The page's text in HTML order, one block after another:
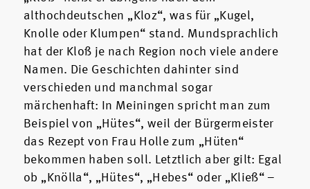
althochdeutschen „Kloz“, was für „Kugel,
Knolle oder Klumpen“ stand. Mundsprachlich
hat der Kloß je nach Region noch viele andere
Namen. Die Geschichten dahinter sind
verschieden und manchmal sogar
märchenhaft: In Meiningen spricht man zum
Beispiel von „Hütes“, weil der Bürgermeister
das Rezept von Frau Holle zum „Hüten“
bekommen haben soll. Letztlich aber gilt: Egal
ob „Knölla“, „Hütes“, „Hebes“ oder „Kließ“ –